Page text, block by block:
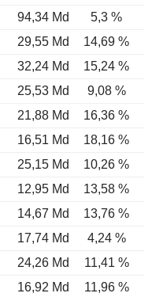
94,34 Md 5,3 %
29,55 Md 14,69 %
32,24 Md 15,24 %
25,53 Md 9,08 %
21,88 Md 16,36 %
16,51 Md 18,16 %
25,15 Md 10,26 %
12,95 Md 13,58 %
14,67 Md 13,76 %
17,74 Md 4,24 %
24,26 Md 11,41 %
16,92 Md 11,96 %